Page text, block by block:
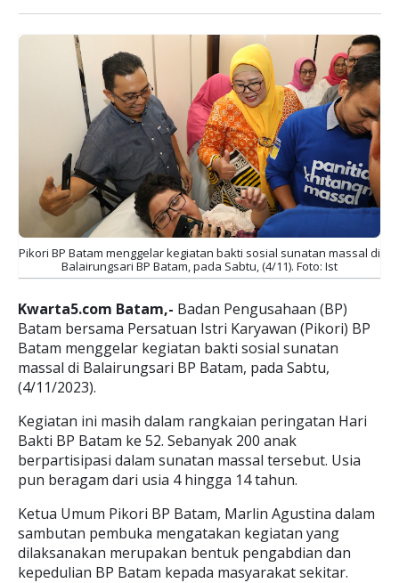
Pikori BP Batam menggelar kegiatan bakti sosial sunatan massal di
Balairungsari BP Batam, pada Sabtu, (4/11). Foto: Ist
Kwarta5.com Batam,- Badan Pengusahaan (BP)
Batam bersama Persatuan Istri Karyawan (Pikori) BP
Batam menggelar kegiatan bakti sosial sunatan
massal di Balairungsari BP Batam, pada Sabtu,
(4/11/2023).
Kegiatan ini masih dalam rangkaian peringatan Hari
Bakti BP Batam ke 52. Sebanyak 200 anak
berpartisipasi dalam sunatan massal tersebut. Usia
pun beragam dari usia 4 hingga 14 tahun.
Ketua Umum Pikori BP Batam, Marlin Agustina dalam
sambutan pembuka mengatakan kegiatan yang
dilaksanakan merupakan bentuk pengabdian dan
kepedulian BP Batam kepada masyarakat sekitar.